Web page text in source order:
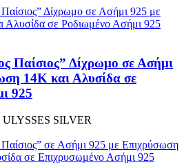
Παίσιος” Δίχρωμο σε Ασήμι
14Κ και Αλυσίδα σε
925
SILVER